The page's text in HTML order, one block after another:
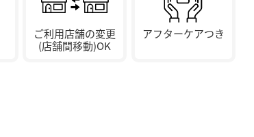
ご利用店舗の変更
(店舗間移動)OK
アフターケアつき